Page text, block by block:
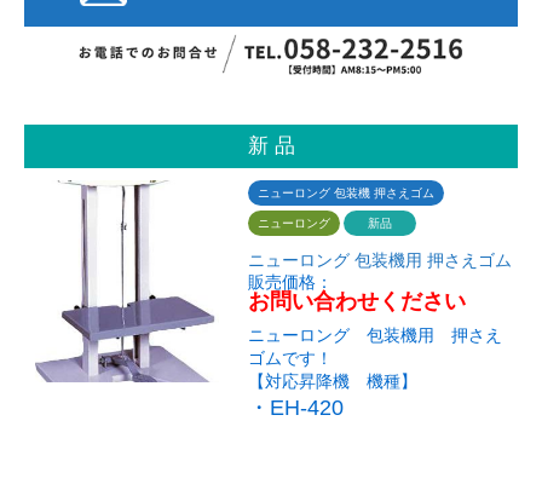
新 品
ニューロング 包装機 押さえゴム
ニューロング 新品
ニューロング 包装機用 押さえゴム
販売価格：
お問い合わせください
ニューロング 包装機用 押さえ
ゴムです！
【対応昇降機 機種】
・EH-420